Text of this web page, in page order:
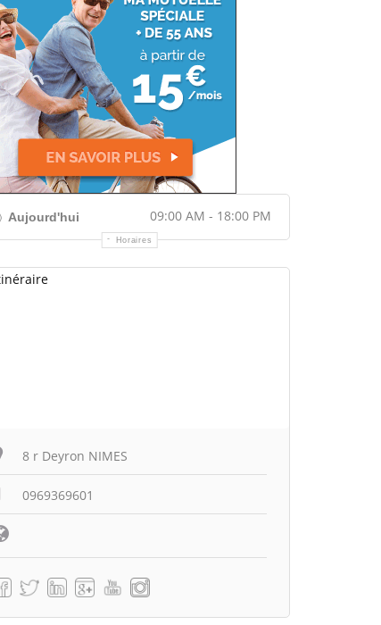
Aujourd'hui 09:00 AM - 18:00 PM
Horaires
8 r Deyron NIMES
0969369601